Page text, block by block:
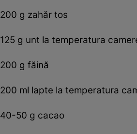
200 g zahăr tos
125 g unt la temperatura
200 g făină
200 ml lapte la temperatura
40-50 g cacao